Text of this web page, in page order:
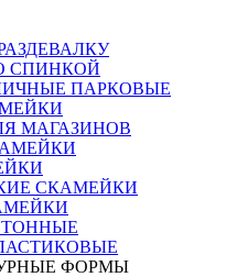
СПИНКОЙ
ПАРКОВЫЕ
МАГАЗИНОВ
СКАМЕЙКИ
ФОРМЫ